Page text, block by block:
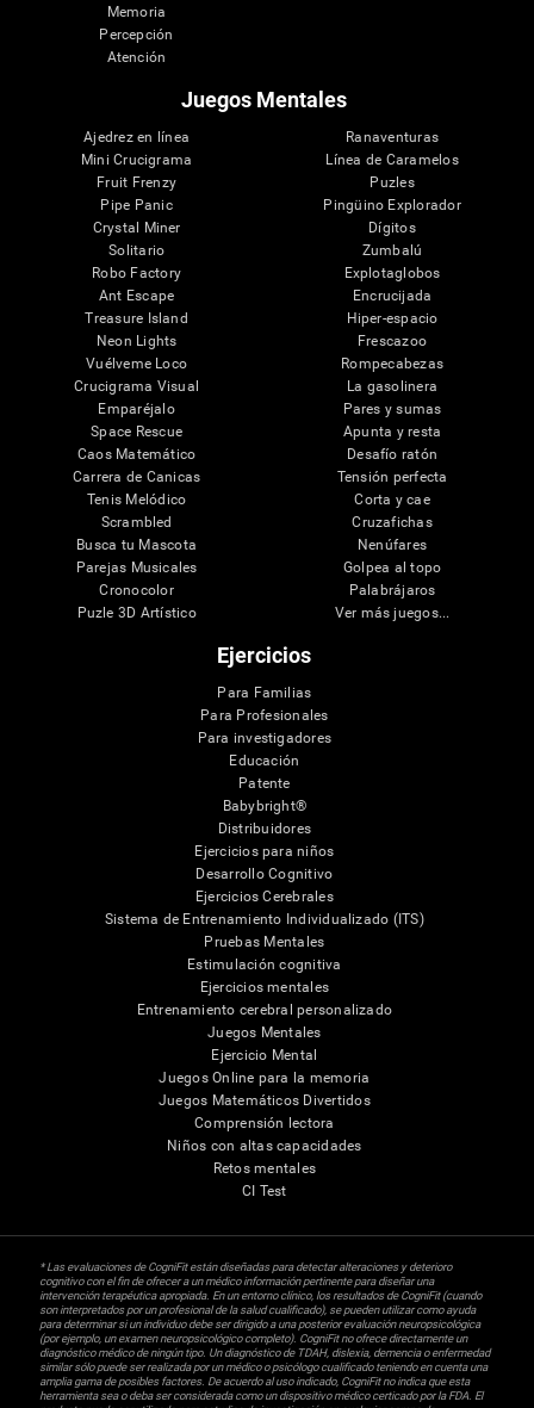
Memoria
Percepción
Atención
Juegos Mentales
Ajedrez en línea
Mini Crucigrama
Fruit Frenzy
Pipe Panic
Crystal Miner
Solitario
Robo Factory
Ant Escape
Treasure Island
Neon Lights
Vuélveme Loco
Crucigrama Visual
Emparéjalo
Space Rescue
Caos Matemático
Carrera de Canicas
Tenis Melódico
Scrambled
Busca tu Mascota
Parejas Musicales
Cronocolor
Puzle 3D Artístico
Ranaventuras
Línea de Caramelos
Puzles
Pingüino Explorador
Dígitos
Zumbalú
Explotaglobos
Encrucijada
Hiper-espacio
Frescazoo
Rompecabezas
La gasolinera
Pares y sumas
Apunta y resta
Desafío ratón
Tensión perfecta
Corta y cae
Cruzafichas
Nenúfares
Golpea al topo
Palabrájaros
Ver más juegos...
Ejercicios
Para Familias
Para Profesionales
Para investigadores
Educación
Patente
Babybright®
Distribuidores
Ejercicios para niños
Desarrollo Cognitivo
Ejercicios Cerebrales
Sistema de Entrenamiento Individualizado (ITS)
Pruebas Mentales
Estimulación cognitiva
Ejercicios mentales
Entrenamiento cerebral personalizado
Juegos Mentales
Ejercicio Mental
Juegos Online para la memoria
Juegos Matemáticos Divertidos
Comprensión lectora
Niños con altas capacidades
Retos mentales
CI Test
* Las evaluaciones de CogniFit están diseñadas para detectar alteraciones y deterioro
cognitivo con el fin de ofrecer a un médico información pertinente para diseñar una
intervención terapéutica apropiada. En un entorno clínico, los resultados de CogniFit (cuando
son interpretados por un profesional de la salud cualificado), se pueden utilizar como ayuda
para determinar si un individuo debe ser dirigido a una posterior evaluación neuropsicológica
(por ejemplo, un examen neuropsicológico completo). CogniFit no ofrece directamente un
diagnóstico médico de ningún tipo. Un diagnóstico de TDAH, dislexia, demencia o enfermedad
similar sólo puede ser realizada por un médico o psicólogo cualificado teniendo en cuenta una
amplia gama de posibles factores. De acuerdo al uso indicado, CogniFit no indica que esta
herramienta sea o deba ser considerada como un dispositivo médico certicado por la FDA. El